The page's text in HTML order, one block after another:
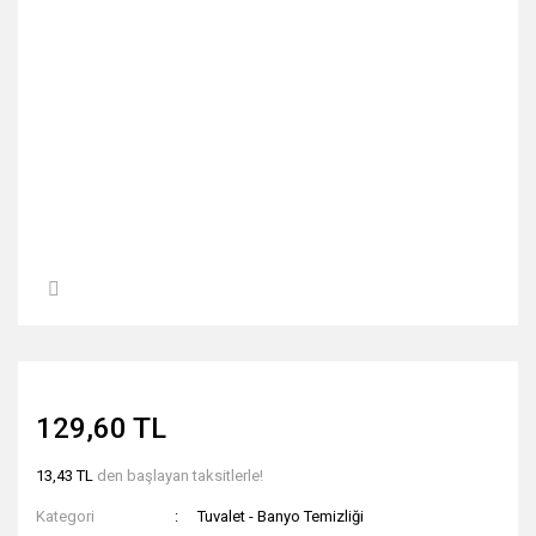
129,60 TL
13,43 TL den başlayan taksitlerle!
Kategori
Tuvalet - Banyo Temizliği